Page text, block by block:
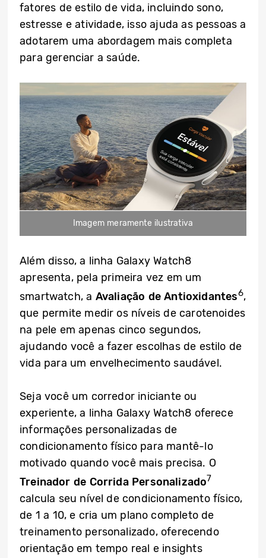
fatores de estilo de vida, incluindo sono,
estresse e atividade, isso ajuda as pessoas a
adotarem uma abordagem mais completa
para gerenciar a saúde.
Imagem meramente ilustrativa
Além disso, a linha Galaxy Watch8
apresenta, pela primeira vez em um
smartwatch, a Avaliação de Antioxidantes6,
que permite medir os níveis de carotenoides
na pele em apenas cinco segundos,
ajudando você a fazer escolhas de estilo de
vida para um envelhecimento saudável.
Seja você um corredor iniciante ou
experiente, a linha Galaxy Watch8 oferece
informações personalizadas de
condicionamento físico para mantê-lo
motivado quando você mais precisa. O
Treinador de Corrida Personalizado7
calcula seu nível de condicionamento físico,
de 1 a 10, e cria um plano completo de
treinamento personalizado, oferecendo
orientação em tempo real e insights